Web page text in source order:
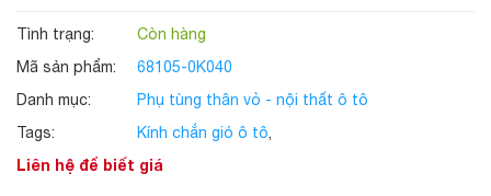
Tình trạng:
Còn hàng
Mã sản phẩm:
68105-0K040
Danh mục:
Phụ tùng thân vỏ - nội thất ô tô
Tags:
Kính chắn gió ô tô,
Liên hệ để biết giá